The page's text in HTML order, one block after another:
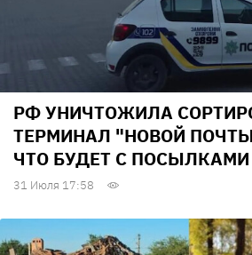
РФ УНИЧТОЖИЛА
ТЕРМИНАЛ "НОВОЙ
ЧТО БУДЕТ С ПОСЫЛКАМИ
31 Июля 17:58